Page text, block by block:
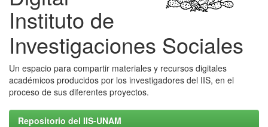
Instituto de
Investigaciones Sociales
Un espacio para compartir materiales y recursos digitales
académicos producidos por los investigadores del IIS, en el
proceso de sus diferentes proyectos.
Repositorio del IIS-UNAM